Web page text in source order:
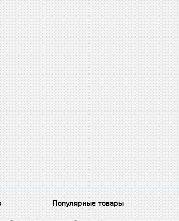
Популярные товары